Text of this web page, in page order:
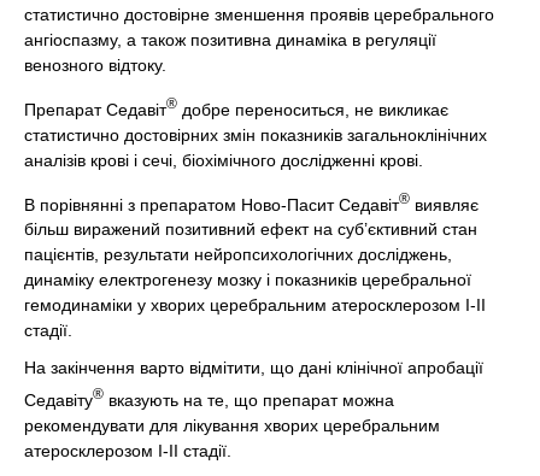
статистично достовірне зменшення проявів церебрального
ангіоспазму, а також позитивна динаміка в регуляції
венозного відтоку.
Препарат Седавіт® добре переноситься, не викликає
статистично достовірних змін показників загальноклінічних
аналізів крові і сечі, біохімічного дослідженні крові.
В порівнянні з препаратом Ново-Пасит Седавіт® виявляє
більш виражений позитивний ефект на суб’єктивний стан
пацієнтів, результати нейропсихологічних досліджень,
динаміку електрогенезу мозку і показників церебральної
гемодинаміки у хворих церебральним атеросклерозом І-ІІ
стадії.
На закінчення варто відмітити, що дані клінічної апробації
Седавіту® вказують на те, що препарат можна
рекомендувати для лікування хворих церебральним
атеросклерозом І-ІІ стадії.